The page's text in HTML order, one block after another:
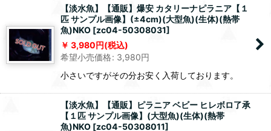
【淡水魚】【通販】爆安 カタリーナピラニア【１
匹 サンプル画像】(±4cm)(大型魚)(生体)(熱帯
魚)NKO [zc04-50308031]
3,980円(税込)
希望小売価格: 3,980円
小さいですがその分お安く入荷しております。
【淡水魚】【通販】ピラニア ベビー ヒレボロ了承
【１匹 サンプル画像】(大型魚)(生体)(熱帯
魚)NKO [zc04-50308011]